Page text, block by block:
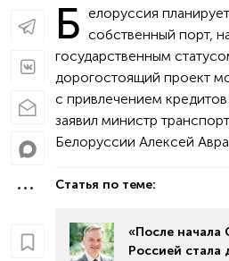
Б елоруссия
собственный порт,
государственным
дорогостоящий проект
с привлечением
заявил министр
Белоруссии Алексей
Статья по теме:
«После начала
Россией стала